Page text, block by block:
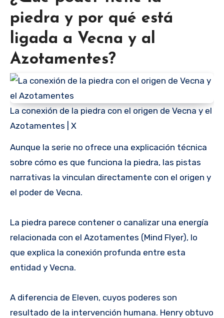
piedra y por qué está
ligada a Vecna y al
Azotamentes?
La conexión de la piedra con el origen de Vecna y el
Azotamentes | X
Aunque la serie no ofrece una explicación técnica
sobre cómo es que funciona la piedra, las pistas
narrativas la vinculan directamente con el origen y
el poder de Vecna.
La piedra parece contener o canalizar una energía
relacionada con el Azotamentes (Mind Flyer), lo
que explica la conexión profunda entre esta
entidad y Vecna.
A diferencia de Eleven, cuyos poderes son
resultado de la intervención humana. Henry obtuvo